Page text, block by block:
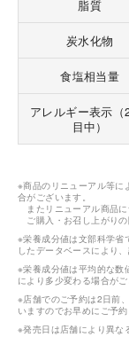
脂質
炭水化物
食塩相当量
アレルギー表示（
目中）
※商品のリニューアル等に
合がございます。
またリニューアル商品に
ご購入・お召し上がりの
※栄養成分値は文部科学省
したデータベースにより、
※栄養成分値は平均的な数
により多少変わる場合がご
※店舗でのご予約は2日前
いますのでお早めにご予約
※発売日は店舗により異な